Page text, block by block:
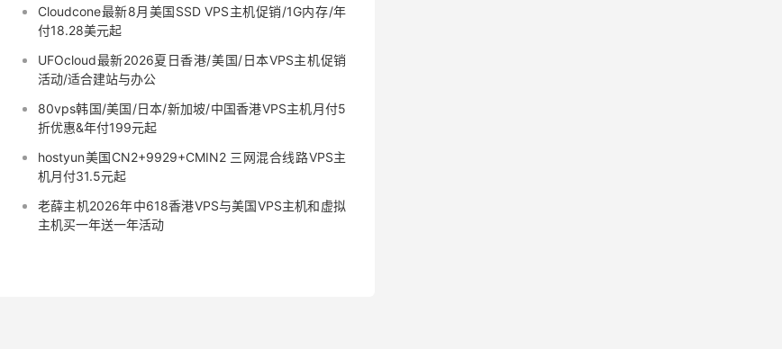
Cloudcone最新8月美国SSD VPS主机促销/1G内存/年
付18.28美元起
UFOcloud最新2026夏日香港/美国/日本VPS主机促销
活动/适合建站与办公
80vps韩国/美国/日本/新加坡/中国香港VPS主机月付5
折优惠&年付199元起
hostyun美国CN2+9929+CMIN2 三网混合线路VPS主
机月付31.5元起
老薛主机2026年中618香港VPS与美国VPS主机和虚拟
主机买一年送一年活动